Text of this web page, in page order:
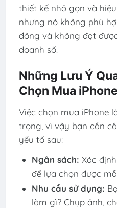
thiết kế nhỏ gọn và
nhưng nó không phù
đông và không đạt
doanh số.
Những Lưu Ý
Chọn Mua iPhone
Việc chọn mua iPhone
trọng, vì vậy bạn cần
yếu tố sau:
Ngân sách: Xác
để lựa chọn được
Nhu cầu sử dụng:
làm gì? Chụp ảnh,